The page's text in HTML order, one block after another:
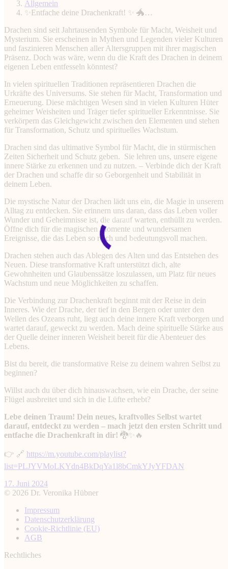
Allgemein
✨Entfache deine Drachenkraft! ✨ 🐲…
Drachen sind seit Jahrtausenden Symbole für Macht, Weisheit und
Mysterium. Sie erscheinen in Mythen und Legenden vieler Kulturen
und faszinieren Menschen aller Altersgruppen mit ihrer magischen
Präsenz. Doch was wäre, wenn du die Kraft des Drachen in deinem
eigenen Leben entfesseln könntest?
In vielen spirituellen Traditionen repräsentieren Drachen die
Urkräfte des Universums. Sie stehen für Macht, Transformation und
Erneuerung. Diese mächtigen Wesen sind in vielen Kulturen Hüter
geheimer Weisheiten und Träger tiefer spiritueller Erkenntnisse. Sie
verkörpern das Gleichgewicht zwischen den Elementen und stehen
für Transformation, Schutz und spirituelles Wachstum.
Drachen sind das ultimative Symbol für Macht, die in stürmischen
Zeiten Sicherheit und Schutz geben. Sie lehren uns, unsere eigene
innere Stärke zu erkennen und zu nutzen. – Verbinde dich der Kraft
der Drachen und schaffe dir so Geborgenheit und Stabilität in
deinem Leben.
Die mystische Natur der Drachen lädt uns ein, die Magie in unserem
Alltag zu entdecken. Sie erinnern uns daran, dass das Leben voller
Wunder und Geheimnisse ist, die darauf warten, enthüllt zu werden.
Öffne dich für die magischen Momente und wundersamen
Ereignisse, die das Leben so reich und bedeutungsvoll machen.
Drachen stehen auch das Ablegen des Alten und das Entstehen des
Neuen. Diese transformative Kraft unterstützt dich, alte
Gewohnheiten und Glaubenssätze loszulassen, um Platz für neues
Wachstum und neue Möglichkeiten zu schaffen.
Die Verbindung zur Drachenkraft beginnt mit der Reise in dein
Inneres. Wie der Drache, der tief in den Bergen oder unter den
Wellen des Ozeans ruht, liegt auch deine innere Kraft verborgen und
wartet darauf, geweckt zu werden. Mach deine spirituelle Stärke aus
der Quelle deiner inneren Weisheit bereit für die Abenteuer des
Lebens.
Bist du bereit, die transformative Reise zu deinem wahren Selbst zu
beginnen?
Willst auch du über dich hinauswachsen, wie ein Drache, der seine
Flügel ausbreitet und sich in die Lüfte erhebt?
Lebe deinen Traum! Dein neues, kraftvolles Selbst wartet
darauf, entdeckt zu werden – mach jetzt den ersten Schritt und
entfache die Drachenkraft in dir! 🐉✨🔥
👉 🔗 https://m.youtube.com/playlist?
list=PLJYVMoLKYdn4BkDqYa1l8bCmkYJyYFDAN
17. Juni 2024
© 2026 Dr. Veronika Hübner
Impressum
Datenschutz­erklärung
Cookie-Richtlinie (EU)
AGB
Rechtliches